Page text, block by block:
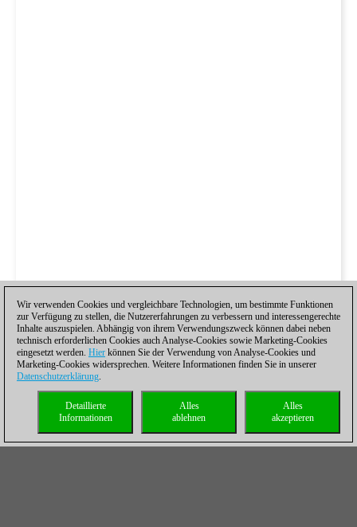
Wir verwenden Cookies und vergleichbare Technologien, um bestimmte Funktionen
zur Verfügung zu stellen, die Nutzererfahrungen zu verbessern und interessengerechte
Inhalte auszuspielen. Abhängig von ihrem Verwendungszweck können dabei neben
technisch erforderlichen Cookies auch Analyse-Cookies sowie Marketing-Cookies
eingesetzt werden. Hier können Sie der Verwendung von Analyse-Cookies und
Marketing-Cookies widersprechen. Weitere Informationen finden Sie in unserer
Datenschutzerklärung.
Alles
akzeptieren
Alles
ablehnen
Detaillierte
Informationen